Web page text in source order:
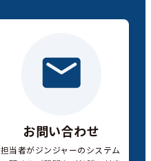
お問い合わせ
担当者がジンジャーのシステム